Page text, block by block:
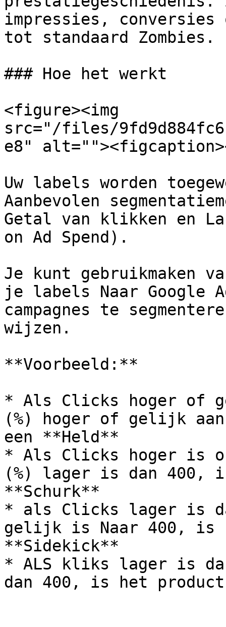
impressies,
tot standaard Zombies.
### Hoe het werkt
<figure><img
src="/files/
e8"
Uw labels worden
Aanbevolen
Getal van klikken en
on Ad Spend).
Je kunt gebruikmaken
je labels Naar Google
campagnes te
wijzen.
**Voorbeeld:**
* Als Clicks hoger of
(%) hoger of gelijk
een **Held**
* Als Clicks hoger is
(%) lager is dan 400,
**Schurk**
* als Clicks lager is
gelijk is Naar 400, is
**Sidekick**
* ALS kliks lager is
dan 400, is het product